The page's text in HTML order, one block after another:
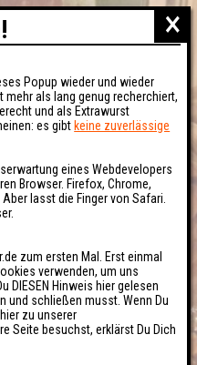
×
Popup wieder und wieder
als lang genug recherchiert,
und als Extrawurst
es gibt keine zuverlässige
eines Webdevelopers
Browser. Firefox, Chrome,
lasst die Finger von Safari.
zum ersten Mal. Erst einmal
verwenden, um uns
DIESEN Hinweis hier gelesen
und schließen musst. Wenn Du
zu unserer
Seite besuchst, erklärst Du Dich